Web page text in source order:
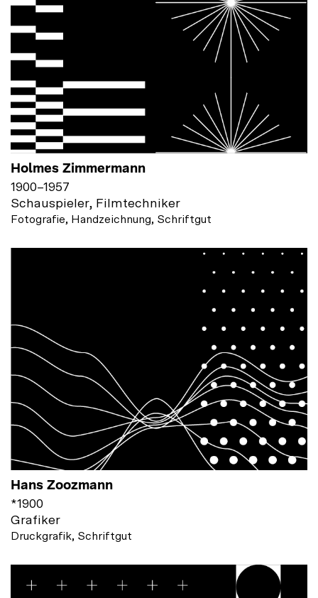
Holmes Zimmermann
1900–1957
Schauspieler, Filmtechniker
Fotografie, Handzeichnung, Schriftgut
Hans Zoozmann
*1900
Grafiker
Druckgrafik, Schriftgut